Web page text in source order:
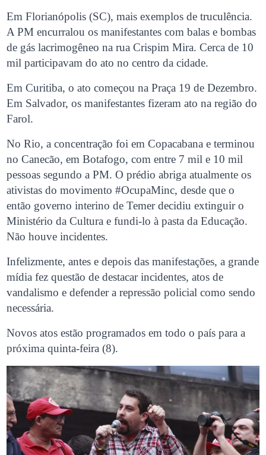
Em Florianópolis (SC), mais exemplos de truculência.
A PM encurralou os manifestantes com balas e bombas
de gás lacrimogêneo na rua Crispim Mira. Cerca de 10
mil participavam do ato no centro da cidade.
Em Curitiba, o ato começou na Praça 19 de Dezembro.
Em Salvador, os manifestantes fizeram ato na região do
Farol.
No Rio, a concentração foi em Copacabana e terminou
no Canecão, em Botafogo, com entre 7 mil e 10 mil
pessoas segundo a PM. O prédio abriga atualmente os
ativistas do movimento #OcupaMinc, desde que o
então governo interino de Temer decidiu extinguir o
Ministério da Cultura e fundi-lo à pasta da Educação.
Não houve incidentes.
Infelizmente, antes e depois das manifestações, a grande
mídia fez questão de destacar incidentes, atos de
vandalismo e defender a repressão policial como sendo
necessária.
Novos atos estão programados em todo o país para a
próxima quinta-feira (8).